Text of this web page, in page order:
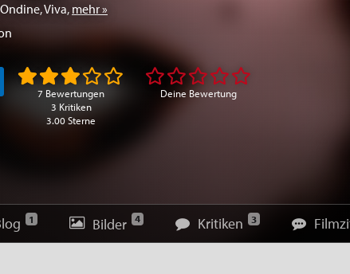
Ondine,Viva, mehr »
7 Bewertungen
3 Kritiken
3.00 Sterne
Deine Bewertung
1 Bilder 4 Kritiken 3